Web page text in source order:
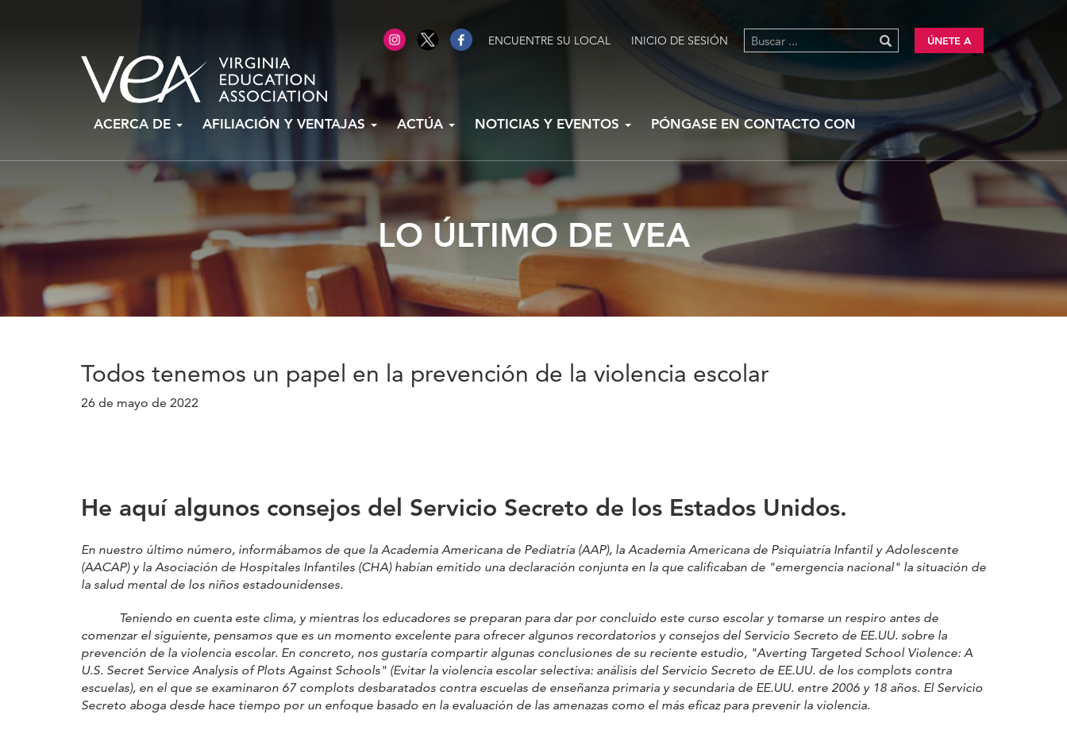
ENCUENTRE SU LOCAL INICIO DE SESIÓN ÚNETE A
ACERCA DE AFILIACIÓN Y VENTAJAS ACTÚA NOTICIAS Y EVENTOS PÓNGASE EN CONTACTO CON
LO ÚLTIMO DE VEA
Todos tenemos un papel en la prevención de la violencia escolar
26 de mayo de 2022
He aquí algunos consejos del Servicio Secreto de los Estados Unidos.
En nuestro último número, informábamos de que la Academia Americana de Pediatría (AAP), la Academia Americana de Psiquiatría Infantil y Adolescente
(AACAP) y la Asociación de Hospitales Infantiles (CHA) habían emitido una declaración conjunta en la que calificaban de "emergencia nacional" la situación de
la salud mental de los niños estadounidenses.
Teniendo en cuenta este clima, y mientras los educadores se preparan para dar por concluido este curso escolar y tomarse un respiro antes de
comenzar el siguiente, pensamos que es un momento excelente para ofrecer algunos recordatorios y consejos del Servicio Secreto de EE.UU. sobre la
prevención de la violencia escolar. En concreto, nos gustaría compartir algunas conclusiones de su reciente estudio, "Averting Targeted School Violence: A
U.S. Secret Service Analysis of Plots Against Schools" (Evitar la violencia escolar selectiva: análisis del Servicio Secreto de EE.UU. de los complots contra
escuelas), en el que se examinaron 67 complots desbaratados contra escuelas de enseñanza primaria y secundaria de EE.UU. entre 2006 y 18 años. El Servicio
Secreto aboga desde hace tiempo por un enfoque basado en la evaluación de las amenazas como el más eficaz para prevenir la violencia.